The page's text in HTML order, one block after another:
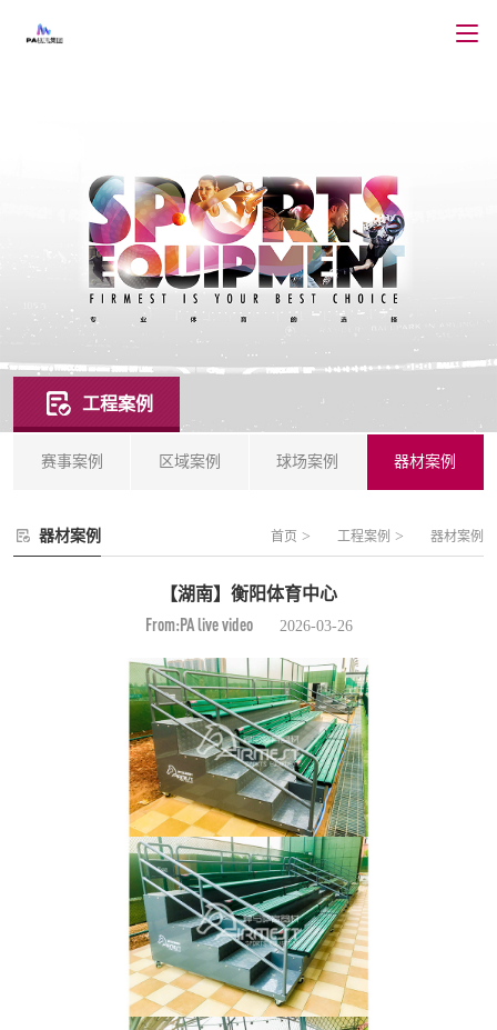
工程案例
赛事案例 区域案例 球场案例 器材案例
器材案例 首页 > 工程案例 > 器材案例
【湖南】衡阳体育中心
From:PA live video 2026-03-26